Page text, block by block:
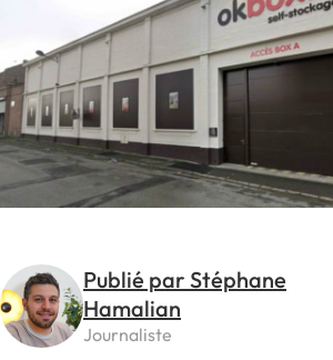
Publié par Stéphane
Hamalian
Journaliste